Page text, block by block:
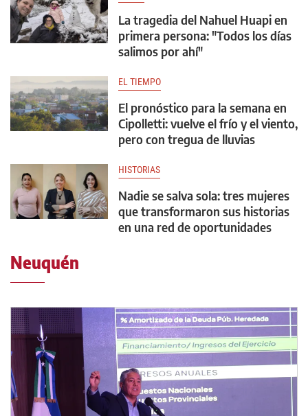
La tragedia del Nahuel Huapi en
primera persona: "Todos los días
salimos por ahí"
EL TIEMPO
El pronóstico para la semana en
Cipolletti: vuelve el frío y el viento,
pero con tregua de lluvias
HISTORIAS
Nadie se salva sola: tres mujeres
que transformaron sus historias
en una red de oportunidades
Neuquén